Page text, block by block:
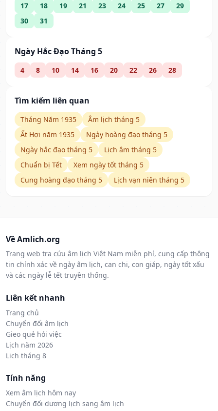
17
18 19 21 23 24 25 27
29
30
31
Ngày Hắc Đạo Tháng 5
4 8 10 14 16 20 22 26 28
Tìm kiếm liên quan
Tháng Năm 1935
Âm lịch tháng 5
Ất Hợi năm 1935
Ngày hoàng đạo tháng 5
Ngày hắc đạo tháng 5
Lịch âm tháng 5
Chuẩn bị Tết
Xem ngày tốt tháng 5
Cung hoàng đạo tháng 5
Lịch vạn niên tháng 5
Về Amlich.org
Trang web tra cứu âm lịch Việt Nam miễn phí, cung cấp thông
tin chính xác về ngày âm lịch, can chi, con giáp, ngày tốt xấu
và các ngày lễ tết truyền thống.
Liên kết nhanh
Trang chủ
Chuyển đổi âm lịch
Gieo quẻ hỏi việc
Lịch năm 2026
Lịch tháng 8
Tính năng
Xem âm lịch hôm nay
Chuyển đổi dương lịch sang âm lịch